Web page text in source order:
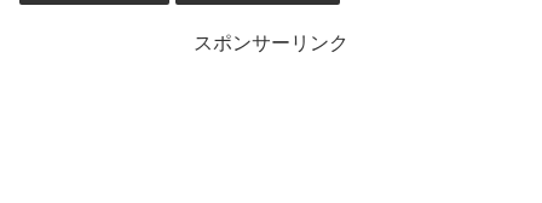
スポンサーリンク